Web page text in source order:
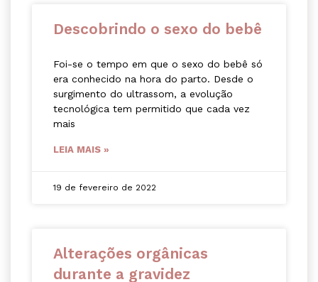
Descobrindo o sexo do bebê
Foi-se o tempo em que o sexo do bebê só
era conhecido na hora do parto. Desde o
surgimento do ultrassom, a evolução
tecnológica tem permitido que cada vez
mais
LEIA MAIS »
19 de fevereiro de 2022
Alterações orgânicas
durante a gravidez